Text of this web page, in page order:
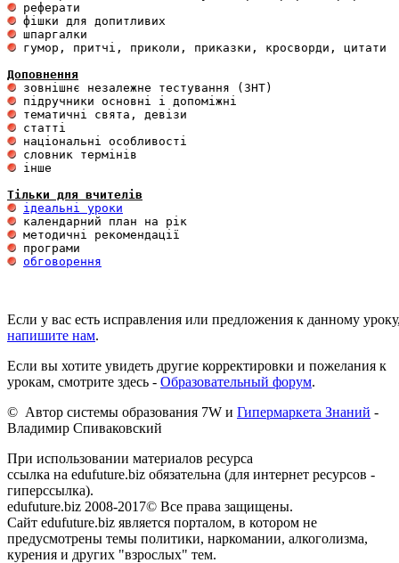
гумор, притчі, приколи, приказки, кросворди, цитати
Доповнення
інше
Тільки для вчителів
ідеальні уроки
обговорення
Если у вас есть исправления или предложения к данному
напишите нам.
Если вы хотите увидеть другие корректировки и пожелания к
урокам, смотрите здесь - Образовательный форум.
© Автор системы образования 7W и Гипермаркета Знаний -
Владимир Спиваковский
При использовании материалов ресурса
ссылка на edufuture.biz обязательна (для интернет ресурсов -
гиперссылка).
edufuture.biz 2008-2017© Все права защищены.
Сайт edufuture.biz является порталом, в котором не
предусмотрены темы политики, наркомании, алкоголизма,
курения и других "взрослых" тем.